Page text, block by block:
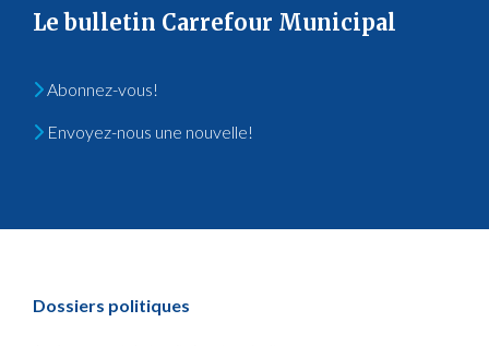
Le bulletin Carrefour Municipal
Abonnez-vous!
Envoyez-nous une nouvelle!
Dossiers politiques